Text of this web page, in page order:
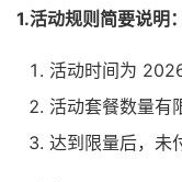
1.活动规则简要说明：
活动时间为
活动套餐数量有
达到限量后，未